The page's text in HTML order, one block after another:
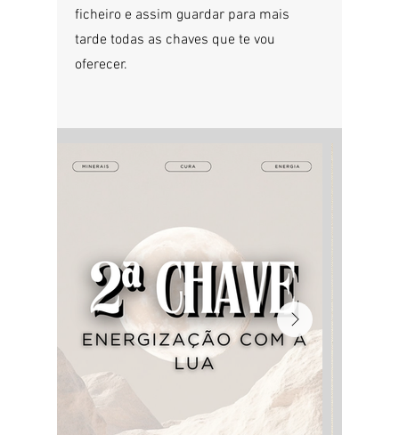
ficheiro e assim guardar para mais
tarde todas as chaves que te vou
oferecer.